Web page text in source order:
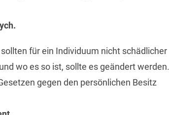
für ein Individuum nicht schädlicher
wo es so ist, sollte es geändert werden.
gegen den persönlichen Besitz